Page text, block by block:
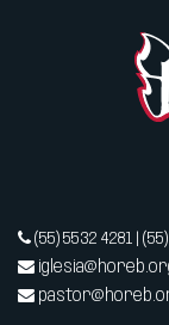
(55) 5532 4281 |